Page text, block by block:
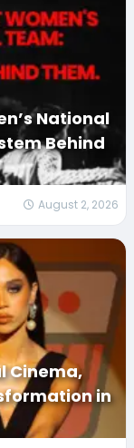
National
Behind
August 2, 2026
Cinema,
in